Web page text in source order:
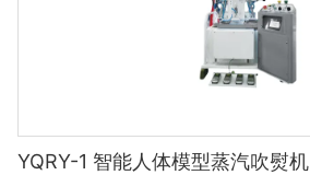
YQRY-1 智能人体模型蒸汽吹熨机